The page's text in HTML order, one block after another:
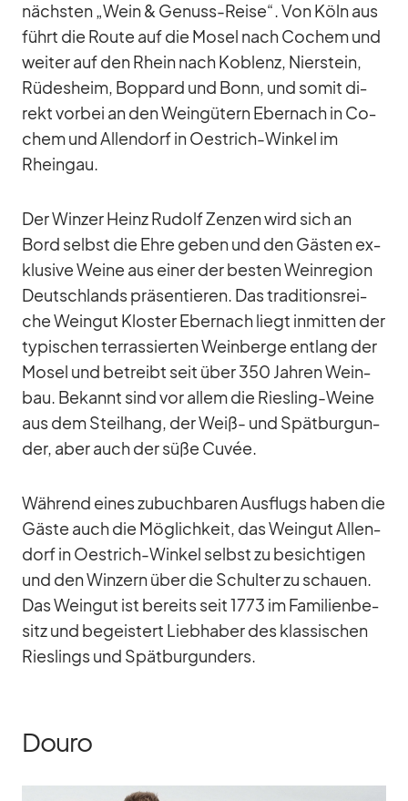
nächs­ten „Wein & Ge­nuss-Reise“. Von Köln aus
führt die Route auf die Mo­sel nach Co­chem und
wei­ter auf den Rhein nach Ko­blenz, Nier­stein,
Rü­des­heim, Bop­pard und Bonn, und so­mit di­
rekt vor­bei an den Wein­gü­tern Eber­nach in Co­
chem und Al­len­dorf in Oestrich-Win­kel im
Rhein­gau.
Der Win­zer Heinz Ru­dolf Zen­zen wird sich an
Bord selbst die Ehre ge­ben und den Gäs­ten ex­
klu­sive Weine aus ei­ner der bes­ten Wein­re­gion
Deutsch­lands prä­sen­tie­ren. Das tra­di­ti­ons­rei­
che Wein­gut Klos­ter Eber­nach liegt in­mit­ten der
ty­pi­schen ter­ras­sier­ten Wein­berge ent­lang der
Mo­sel und be­treibt seit über 350 Jah­ren Wein­
bau. Be­kannt sind vor al­lem die Ries­ling-Weine
aus dem Steil­hang, der Weiß- und Spät­bur­gun­
der, aber auch der süße Cu­vée.
Wäh­rend ei­nes zu­buch­ba­ren Aus­flugs ha­ben die
Gäste auch die Mög­lich­keit, das Wein­gut Al­len­
dorf in Oestrich-Win­kel selbst zu be­sich­ti­gen
und den Win­zern über die Schul­ter zu schauen.
Das Wein­gut ist be­reits seit 1773 im Fa­mi­li­en­be­
sitz und be­geis­tert Lieb­ha­ber des klas­si­schen
Ries­lings und Spät­bur­gun­ders.
Douro